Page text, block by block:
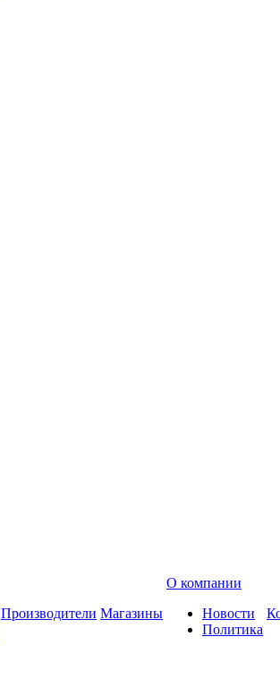
Производители Магазины
О компании
Новости
Политика